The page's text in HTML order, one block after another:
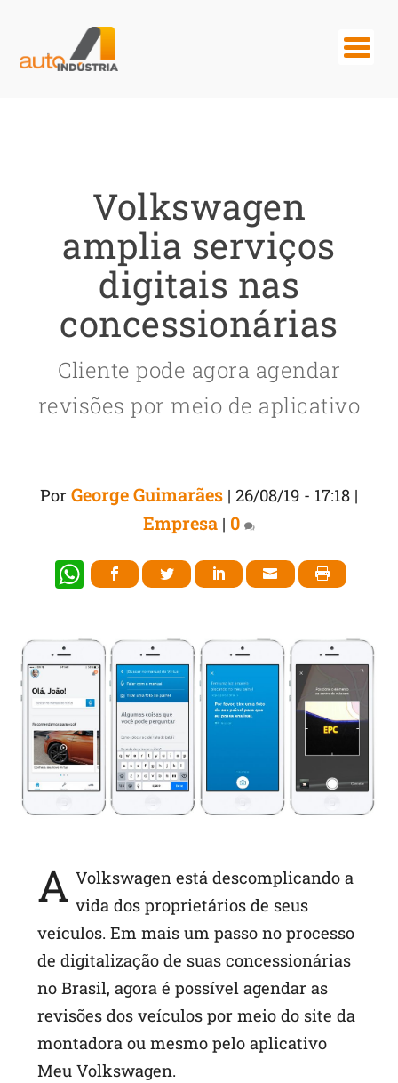
Volkswagen
amplia serviços
digitais nas
concessionárias
Cliente pode agora agendar
revisões por meio de aplicativo
Por George Guimarães | 26/08/19 - 17:18 |
Empresa | 0
W
at
s
A
p
p
A Volkswagen está descomplicando a
vida dos proprietários de seus
veículos. Em mais um passo no processo
de digitalização de suas concessionárias
no Brasil, agora é possível agendar as
revisões dos veículos por meio do site da
montadora ou mesmo pelo aplicativo
Meu Volkswagen.